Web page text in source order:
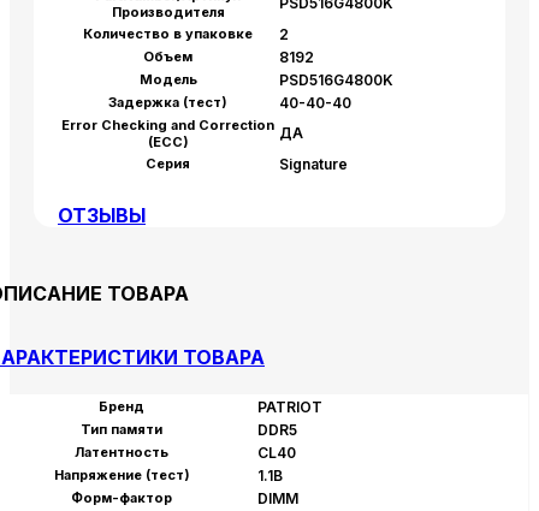
Производителя
Количество в упаковке 2
Объем 8192
Модель PSD516G4800K
Задержка (тест) 40-40-40
Error Checking and Correction
(ECC)
ДА
Серия Signature
ОТЗЫВЫ
ТОВАРА
ТОВАРА
Бренд PATRIOT
Тип памяти DDR5
Латентность CL40
Напряжение (тест) 1.1В
Форм-фактор DIMM